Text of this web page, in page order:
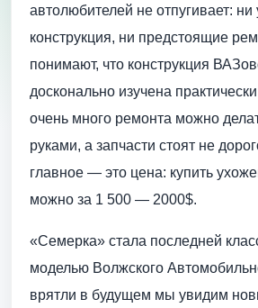
автолюбителей не отпугивает:
конструкция, ни предстоящие
понимают, что конструкция
досконально изучена
очень много ремонта можно
руками, а запчасти стоят не
главное — это цена: купить
можно за 1 500 — 2000$.
«Семерка» стала последней
моделью Волжского
врятли в будущем мы увидим